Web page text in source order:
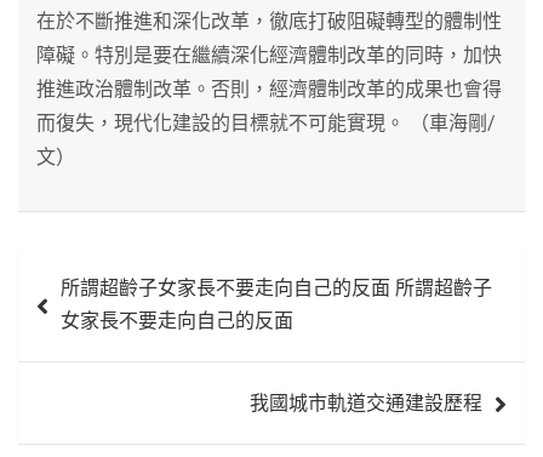
在於不斷推進和深化改革，徹底打破阻礙轉型的體制性
障礙。特別是要在繼續深化經濟體制改革的同時，加快
推進政治體制改革。否則，經濟體制改革的成果也會得
而復失，現代化建設的目標就不可能實現。 （車海剛/
文）
章
所謂超齡子女家長不要走向自己的反面 所謂超齡子
女家長不要走向自己的反面
我國城市軌道交通建設歷程